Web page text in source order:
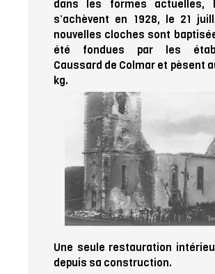
dans les formes actuelles,
s’achèvent en 1928, le 21
nouvelles cloches sont
été fondues par les
Caussard de Colmar et pèsent
kg.
Une seule restauration
depuis sa construction.